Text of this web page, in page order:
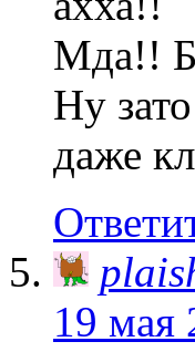
Мда!!
Ну
даже
19 мая